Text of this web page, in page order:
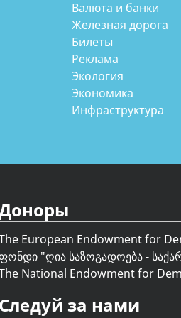
Валюта и банки
Железная дорога
Билеты
Реклама
Экология
Экономика
Инфраструктура
European Endowment for
"ღია საზოგადოება -
National Endowment for
Следуй за нами